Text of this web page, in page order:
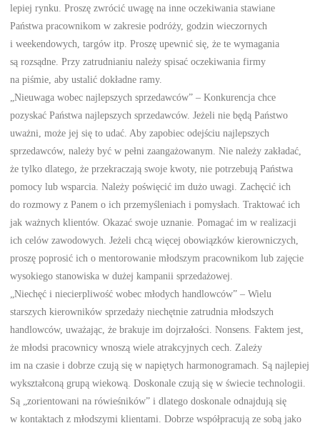
lepiej rynku. Proszę zwrócić uwagę na inne oczekiwania stawiane
Państwa pracownikom w zakresie podróży, godzin wieczornych
i weekendowych, targów itp. Proszę upewnić się, że te wymagania
są rozsądne. Przy zatrudnianiu należy spisać oczekiwania firmy
na piśmie, aby ustalić dokładne ramy.
„Nieuwaga wobec najlepszych sprzedawców” – Konkurencja chce
pozyskać Państwa najlepszych sprzedawców. Jeżeli nie będą Państwo
uważni, może jej się to udać. Aby zapobiec odejściu najlepszych
sprzedawców, należy być w pełni zaangażowanym. Nie należy zakładać,
że tylko dlatego, że przekraczają swoje kwoty, nie potrzebują Państwa
pomocy lub wsparcia. Należy poświęcić im dużo uwagi. Zachęcić ich
do rozmowy z Panem o ich przemyśleniach i pomysłach. Traktować ich
jak ważnych klientów. Okazać swoje uznanie. Pomagać im w realizacji
ich celów zawodowych. Jeżeli chcą więcej obowiązków kierowniczych,
proszę poprosić ich o mentorowanie młodszym pracownikom lub zajęcie
wysokiego stanowiska w dużej kampanii sprzedażowej.
„Niechęć i niecierpliwość wobec młodych handlowców” – Wielu
starszych kierowników sprzedaży niechętnie zatrudnia młodszych
handlowców, uważając, że brakuje im dojrzałości. Nonsens. Faktem jest,
że młodsi pracownicy wnoszą wiele atrakcyjnych cech. Zależy
im na czasie i dobrze czują się w napiętych harmonogramach. Są najlepiej
wykształconą grupą wiekową. Doskonale czują się w świecie technologii.
Są „zorientowani na rówieśników” i dlatego doskonale odnajdują się
w kontaktach z młodszymi klientami. Dobrze współpracują ze sobą jako